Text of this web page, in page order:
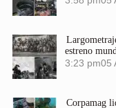
estreno
3:23 pm05
Corpamag